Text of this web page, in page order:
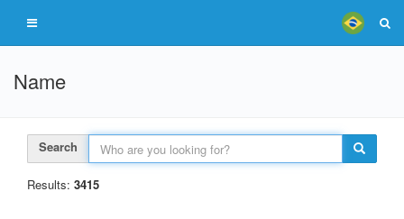
Name
Search
Results: 3415